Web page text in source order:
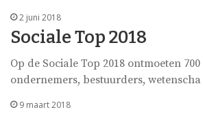
2 juni 2018
Sociale Top 2018
Op de Sociale Top 2018 ontmoeten
ondernemers, bestuurders, wetenscha
9 maart 2018